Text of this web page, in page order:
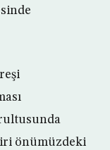
önümüzdeki